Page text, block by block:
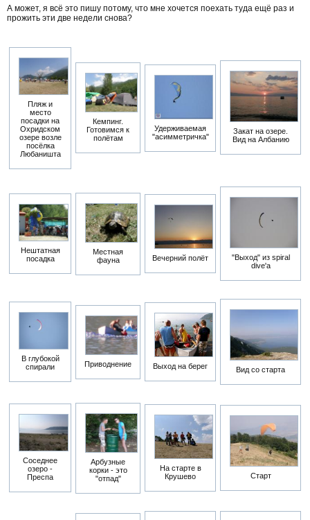
А может, я всё это пишу потому, что мне хочется поехать туда ещё раз и
прожить эти две недели снова?
Пляж и
место
посадки на
Охридском
озере возле
посёлка
Любаништа
Кемпинг.
Готовимся к
полётам
Удерживаемая
"асимметричка"
Закат на озере.
Вид на Албанию
Нештатная
посадка
Местная
фауна
Вечерний полёт
"Выход" из spiral
dive'а
В глубокой
спирали
Приводнение Выход на берег Вид со старта
Соседнее
озеро -
Преспа
Арбузные
корки - это
"отпад"
На старте в
Крушево
Старт